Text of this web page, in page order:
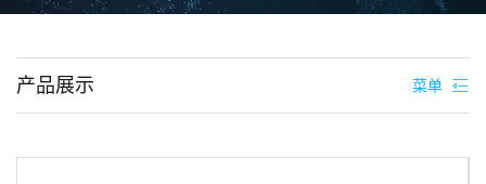
菜单
产品展示